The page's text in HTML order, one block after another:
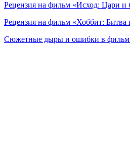
Рецензия на фильм «Исход: Цари и
Рецензия на фильм «Хоббит: Битва
Сюжетные дыры и ошибки в